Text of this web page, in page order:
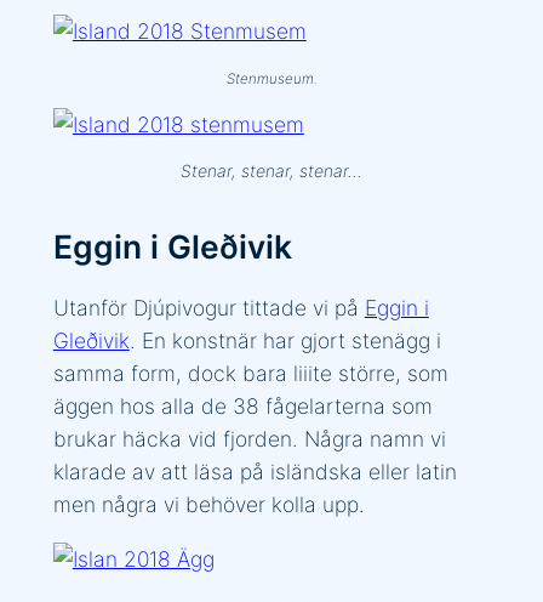
Stenmuseum.
Stenar, stenar, stenar…
Eggin i Gleðivik
Utanför Djúpivogur tittade vi på Eggin i
Gleðivik. En konstnär har gjort stenägg i
samma form, dock bara liiite större, som
äggen hos alla de 38 fågelarterna som
brukar häcka vid fjorden. Några namn vi
klarade av att läsa på isländska eller latin
men några vi behöver kolla upp.